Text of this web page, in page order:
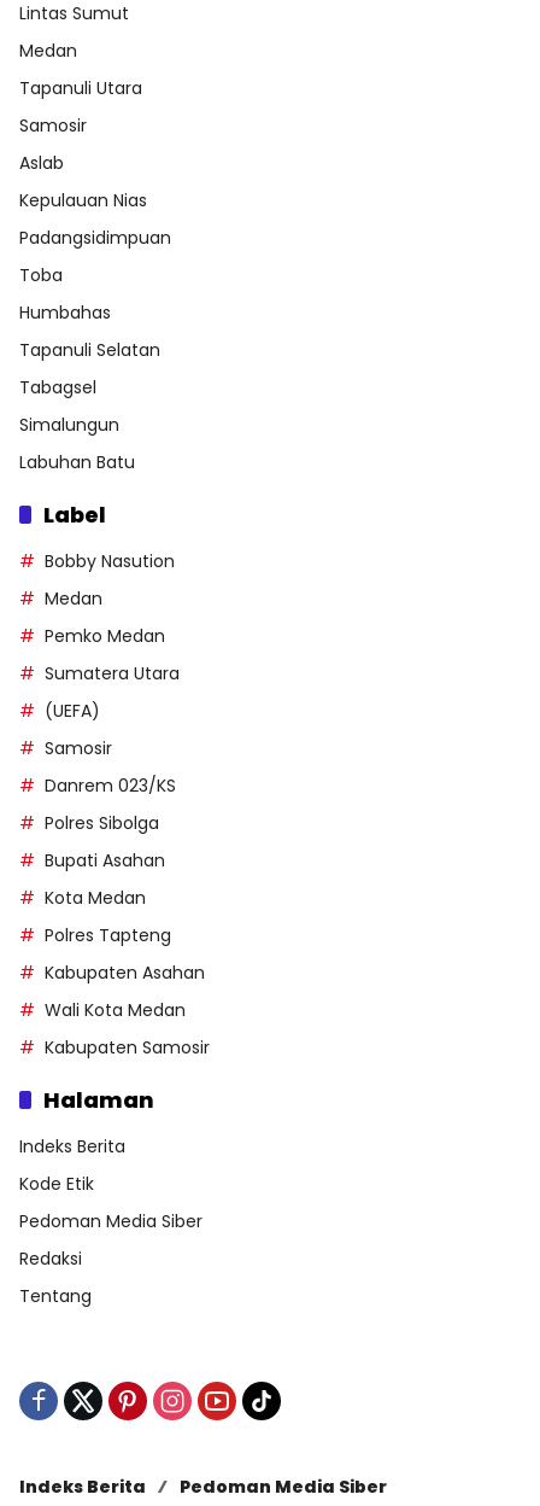
Lintas Sumut
Medan
Tapanuli Utara
Samosir
Aslab
Kepulauan Nias
Padangsidimpuan
Toba
Humbahas
Tapanuli Selatan
Tabagsel
Simalungun
Labuhan Batu
Label
Bobby Nasution
Medan
Pemko Medan
Sumatera Utara
(UEFA)
Samosir
Danrem 023/KS
Polres Sibolga
Bupati Asahan
Kota Medan
Polres Tapteng
Kabupaten Asahan
Wali Kota Medan
Kabupaten Samosir
Halaman
Indeks Berita
Kode Etik
Pedoman Media Siber
Redaksi
Tentang
Indeks Berita Pedoman Media Siber